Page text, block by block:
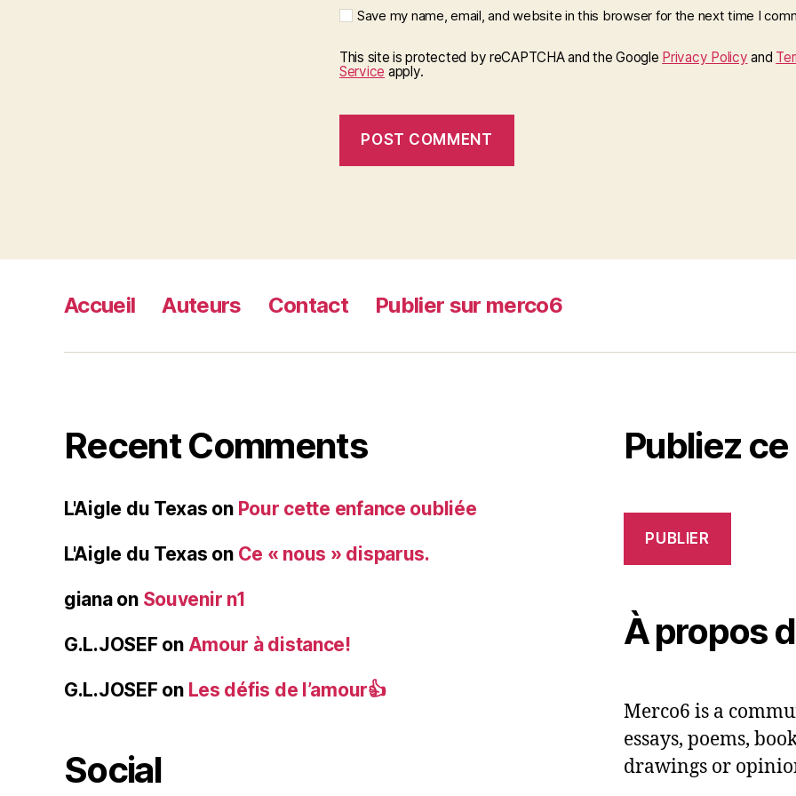
Save my name, email, and website in this browser for the next time I
This site is protected by reCAPTCHA and the Google Privacy Policy and
Service apply.
Accueil Auteurs Contact Publier sur merco6
Recent Comments
L'Aigle du Texas on Pour cette enfance oubliée
L'Aigle du Texas on Ce « nous » disparus.
gianaon Souvenir n1
G.L.JOSEF on Amour à distance!
G.L.JOSEF on Les défis de l’amour👍
Social
Publiez
PUBLIER
À propos
Merco6 is a
essays, poems,
drawings or